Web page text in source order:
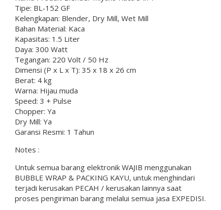
Tipe: BL-152 GF
Kelengkapan: Blender, Dry Mill, Wet Mill
Bahan Material: Kaca
Kapasitas: 1.5 Liter
Daya: 300 Watt
Tegangan: 220 Volt / 50 Hz
Dimensi (P x L x T): 35 x 18 x 26 cm
Berat: 4 kg
Warna: Hijau muda
Speed: 3 + Pulse
Chopper: Ya
Dry Mill: Ya
Garansi Resmi: 1 Tahun
Notes :
Untuk semua barang elektronik WAJIB menggunakan
BUBBLE WRAP & PACKING KAYU, untuk menghindari
terjadi kerusakan PECAH / kerusakan lainnya saat
proses pengiriman barang melalui semua jasa EXPEDISI.